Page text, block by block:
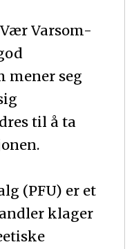
Varsom-
mener seg
til å ta
(PFU) er et
klager